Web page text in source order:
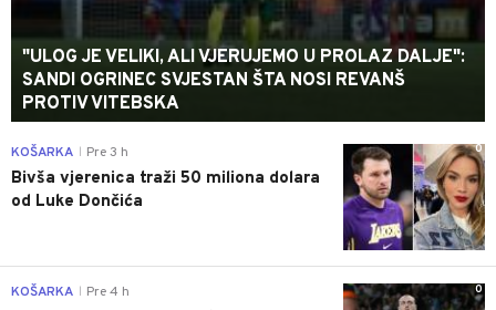
"ULOG JE VELIKI, ALI VJERUJEMO U PROLAZ DALJE":
SANDI OGRINEC SVJESTAN ŠTA NOSI REVANŠ
PROTIV VITEBSKA
0
KOŠARKA Pre 3 h
Bivša vjerenica traži 50 miliona dolara
od Luke Dončića
0
KOŠARKA Pre 4 h